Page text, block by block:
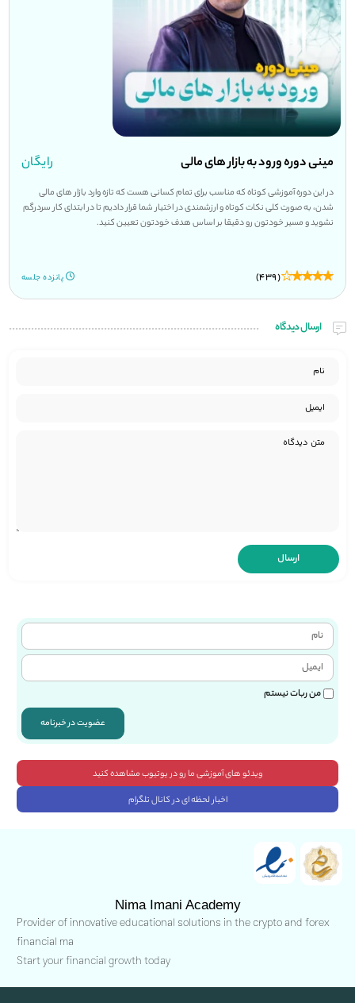
مینی دوره ورود به بازار های مالی رایگان
در این دوره آموزشی کوتاه که مناسب برای تمام کسانی هست که تازه وارد بازار های مالی
شدن، به صورت کلی نکات کوتاه و ارزشمندی در اختیار شما قرار دادیم تا در ابتدای کار سردرگم
نشوید و مسیر خودتون رو دقیقا بر اساس هدف خودتون تعیین کنید.
(439) پانزده جلسه
ارسال دیدگاه
من ربات نیستم
عضویت در خبرنامه
ویدئو های آموزشی ما رو در یوتیوب مشاهده کنید
اخبار لحظه ای در کانال تلگرام
Nima Imani Academy
Provider of innovative educational solutions in the crypto and forex
financial ma
Start your financial growth today